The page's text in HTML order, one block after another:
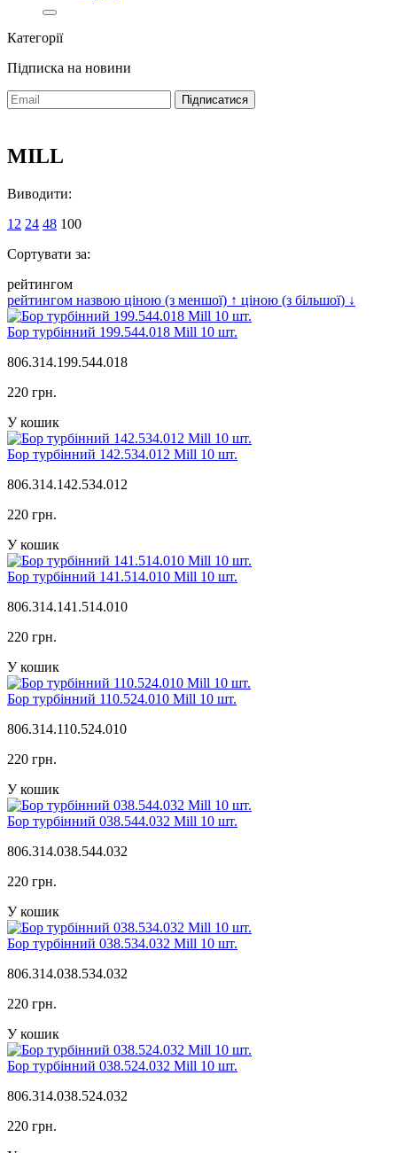
Категорії
Підписка на новини
MILL
Виводити:
12 24 48 100
Сортувати за:
рейтингом
рейтингом назвою ціною (з меншої) ↑ ціною (з більшої) ↓
Бор турбінний 199.544.018 Mill 10 шт.
806.314.199.544.018
220 грн.
У кошик
Бор турбінний 142.534.012 Mill 10 шт.
806.314.142.534.012
220 грн.
У кошик
Бор турбінний 141.514.010 Mill 10 шт.
806.314.141.514.010
220 грн.
У кошик
Бор турбінний 110.524.010 Mill 10 шт.
806.314.110.524.010
220 грн.
У кошик
Бор турбінний 038.544.032 Mill 10 шт.
806.314.038.544.032
220 грн.
У кошик
Бор турбінний 038.534.032 Mill 10 шт.
806.314.038.534.032
220 грн.
У кошик
Бор турбінний 038.524.032 Mill 10 шт.
806.314.038.524.032
220 грн.